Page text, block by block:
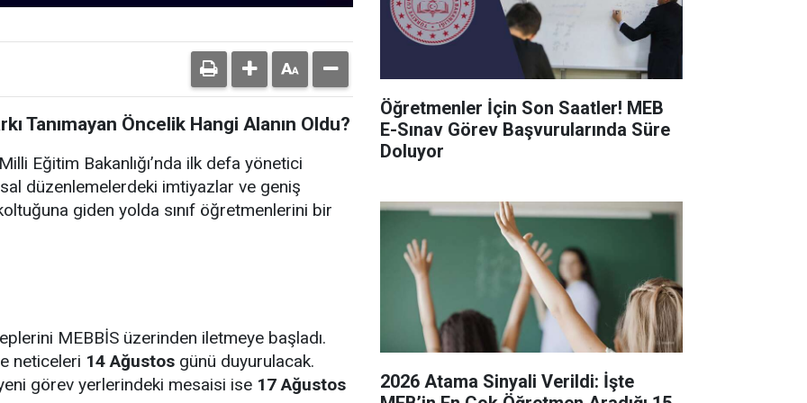
Tanımayan Öncelik Hangi Alanın Oldu?
Eğitim Bakanlığı’nda ilk defa yönetici
düzenlemelerdeki imtiyazlar ve geniş
giden yolda sınıf öğretmenlerini bir
MEBBİS üzerinden iletmeye başladı.
neticeleri 14 Ağustos günü duyurulacak.
görev yerlerindeki mesaisi ise 17 Ağustos
Öğretmenler İçin Son Saatler! MEB
E-Sınav Görev Başvurularında Süre
Doluyor
2026 Atama Sinyali Verildi: İşte